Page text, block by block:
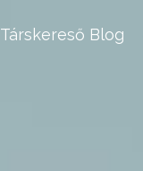
Társkereső Blog